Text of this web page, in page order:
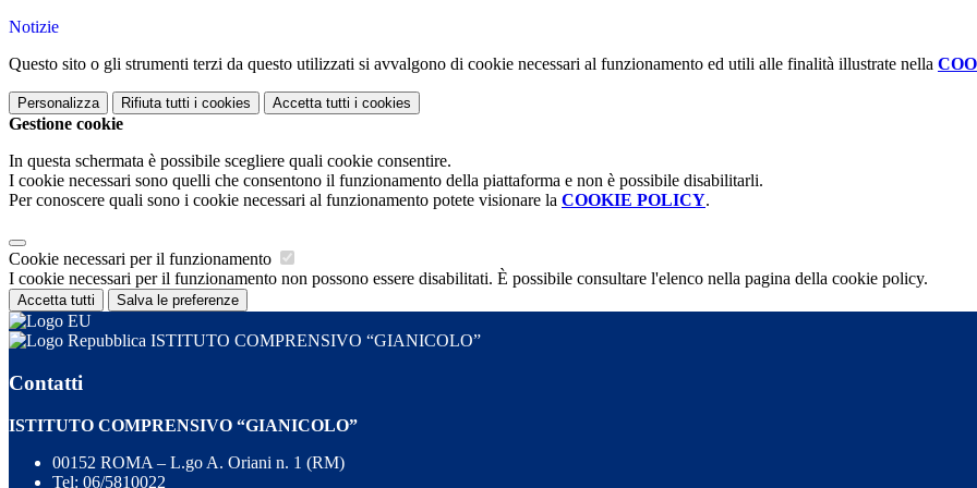
Notizie
Questo sito o gli strumenti terzi da questo utilizzati si avvalgono di cookie necessari al funzionamento ed utili alle finalità illustrate nella
Personalizza Rifiuta tutti i cookies Accetta tutti i cookies
Gestione cookie
In questa schermata è possibile scegliere quali cookie consentire.
I cookie necessari sono quelli che consentono il funzionamento della piattaforma e non è possibile disabilitarli.
Per conoscere quali sono i cookie necessari al funzionamento potete visionare la COOKIE POLICY.
Cookie necessari per il funzionamento
I cookie necessari per il funzionamento non possono essere disabilitati. È possibile consultare l'elenco nella pagina della cookie policy.
Accetta tutti Salva le preferenze
ISTITUTO COMPRENSIVO “GIANICOLO”
Contatti
ISTITUTO COMPRENSIVO “GIANICOLO”
00152 ROMA – L.go A. Oriani n. 1 (RM)
Tel: 06/5810022